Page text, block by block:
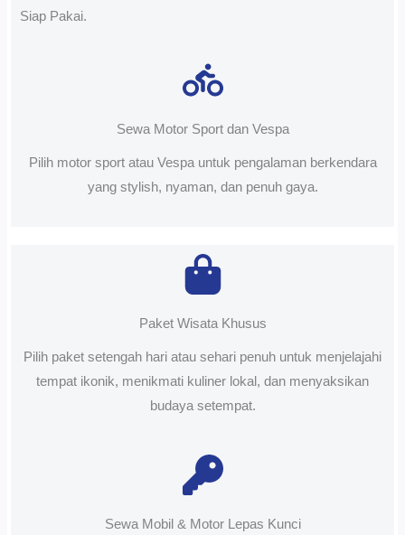
Siap Pakai.
Sewa Motor Sport dan Vespa
Pilih motor sport atau Vespa untuk pengalaman berkendara
yang stylish, nyaman, dan penuh gaya.
Paket Wisata Khusus
Pilih paket setengah hari atau sehari penuh untuk menjelajahi
tempat ikonik, menikmati kuliner lokal, dan menyaksikan
budaya setempat.
Sewa Mobil & Motor Lepas Kunci